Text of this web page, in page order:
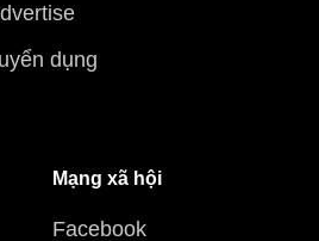
dụng
Mạng xã hội
Facebook